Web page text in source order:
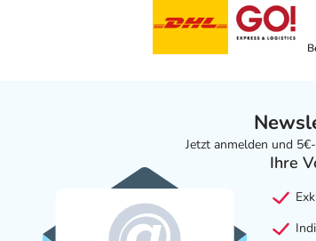
Jetzt anmelden und
Ihre